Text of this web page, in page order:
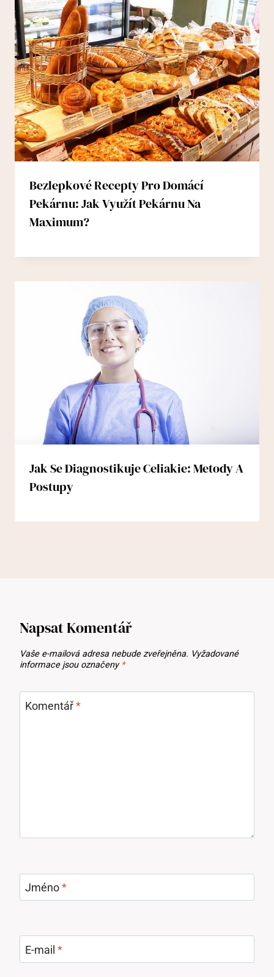
Bezlepkové Recepty Pro Domácí
Pekárnu: Jak Využít Pekárnu Na
Maximum?
Jak Se Diagnostikuje Celiakie: Metody A
Postupy
Napsat Komentář
Vaše e-mailová adresa nebude zveřejněna. Vyžadované
informace jsou označeny *
Komentář*
Jméno*
E-mail *